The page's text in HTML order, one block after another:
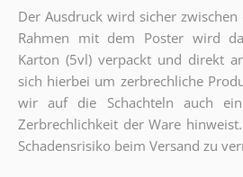
Der Ausdruck wird sicher
Rahmen mit dem Poster wird
Karton (5vl) verpackt und direkt
sich hierbei um zerbrechliche
wir auf die Schachteln auch
Zerbrechlichkeit der Ware
Schadensrisiko beim Versand zu